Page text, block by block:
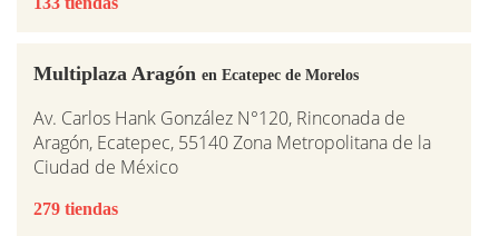
Multiplaza Aragón en Ecatepec de Morelos
Av. Carlos Hank González N°120, Rinconada de
Aragón, Ecatepec, 55140 Zona Metropolitana de la
Ciudad de México
279 tiendas